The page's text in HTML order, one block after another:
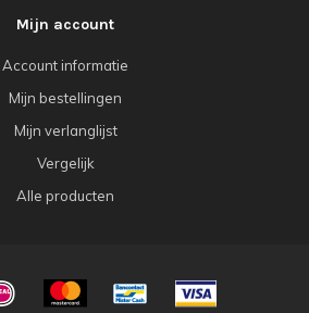
Mijn account
Account informatie
Mijn bestellingen
Mijn verlanglijst
Vergelijk
Alle producten